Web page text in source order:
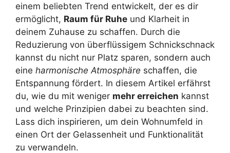
einem beliebten Trend entwickelt, der es dir
ermöglicht, Raum für Ruhe und Klarheit in
deinem Zuhause zu schaffen. Durch die
Reduzierung von überflüssigem Schnickschnack
kannst du nicht nur Platz sparen, sondern auch
eine harmonische Atmosphäre schaffen, die
Entspannung fördert. In diesem Artikel erfährst
du, wie du mit weniger mehr erreichen kannst
und welche Prinzipien dabei zu beachten sind.
Lass dich inspirieren, um dein Wohnumfeld in
einen Ort der Gelassenheit und Funktionalität
zu verwandeln.